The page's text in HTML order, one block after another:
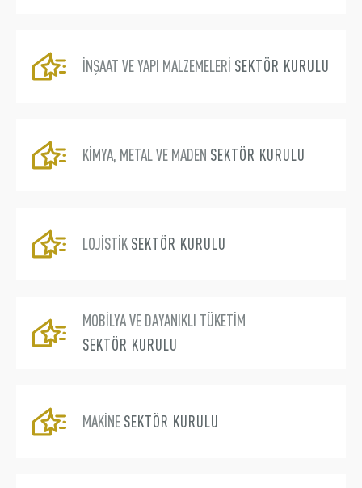
İNŞAAT VE YAPI MALZEMELERİ SEKTÖR KURULU
KİMYA, METAL VE MADEN SEKTÖR KURULU
LOJİSTİK SEKTÖR KURULU
MOBİLYA VE DAYANIKLI TÜKETİM
SEKTÖR KURULU
MAKİNE SEKTÖR KURULU